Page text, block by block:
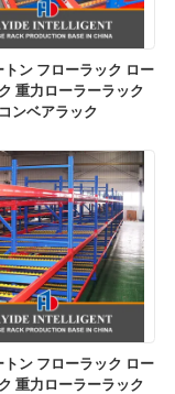
ン フローラック ロー
重力ローラーラック
ンベアラック
ン フローラック ロー
重力ローラーラック